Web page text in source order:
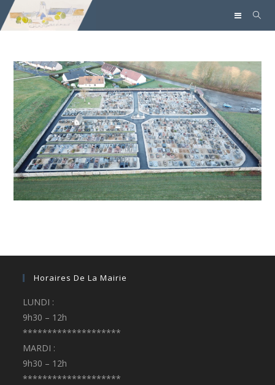
Horaires De La Mairie
LUNDI :
9h30 – 12h
********************
MARDI :
9h30 – 12h
********************